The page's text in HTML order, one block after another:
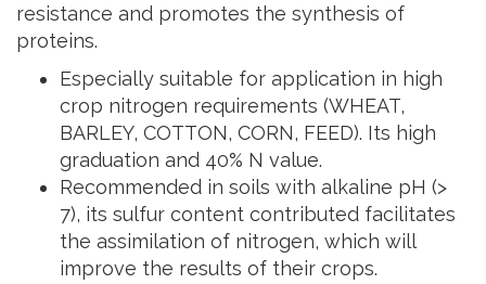
resistance and promotes the synthesis of
proteins.
Especially suitable for application in high
crop nitrogen requirements (WHEAT,
BARLEY, COTTON, CORN, FEED). Its high
graduation and 40% N value.
Recommended in soils with alkaline pH (>
7), its sulfur content contributed facilitates
the assimilation of nitrogen, which will
improve the results of their crops.